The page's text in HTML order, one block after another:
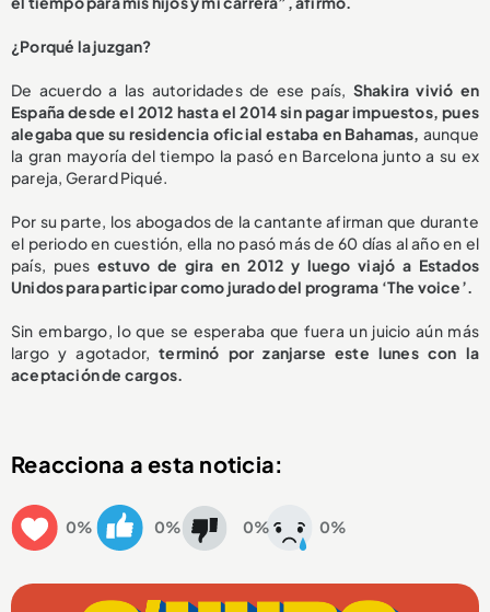
¿Porqué la juzgan?
De acuerdo a las autoridades de ese país, Shakira vivió en
España desde el 2012 hasta el 2014 sin pagar impuestos, pues
alegaba que su residencia oficial estaba en Bahamas, aunque
la gran mayoría del tiempo la pasó en Barcelona junto a su ex
pareja, Gerard Piqué.
Por su parte, los abogados de la cantante afirman que durante
el periodo en cuestión, ella no pasó más de 60 días al año en el
país, puesestuvo de gira en 2012 y luego viajó a Estados
Unidos para participar como jurado del programa ‘The voice’.
Sin embargo, lo que se esperaba que fuera un juicio aún más
largo y agotador,terminó por zanjarse este lunes con la
aceptación de cargos.
Reacciona a esta noticia:
0% 0% 0% 0%